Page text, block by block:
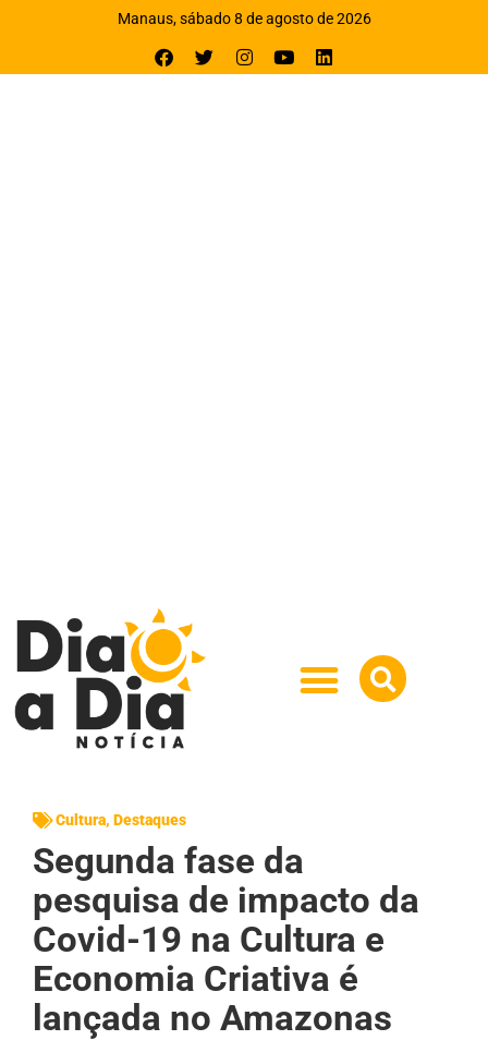
Manaus, sábado 8 de agosto de 2026
Cultura, Destaques
Segunda fase da
pesquisa de impacto da
Covid-19 na Cultura e
Economia Criativa é
lançada no Amazonas